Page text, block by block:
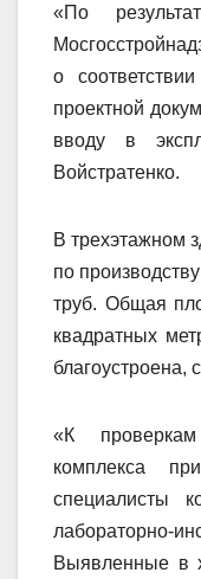
«По
о
проектной
вводу в
Войстратенко.
В трехэтажном
по
труб. Общая
квадратных
благоустроена,
«К проверкам
комплекса
специалисты
лабораторно-
Выявленные в